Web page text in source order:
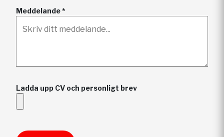
Meddelande *
Ladda upp CV och personligt brev